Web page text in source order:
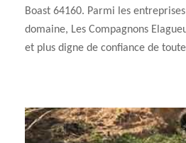
Boast 64160. Parmi les
domaine, Les Compagnons
et plus digne de confiance de